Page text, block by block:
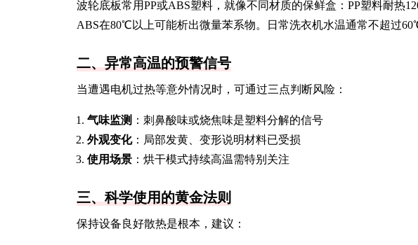
波轮底板常用PP或ABS塑料，就像不同材质的保鲜盒：PP塑料耐热
ABS在80℃以上可能析出微量苯系物。日常洗衣机水温通常不超过
二、异常高温的预警信号
当遭遇电机过热等意外情况时，可通过三点判断风险：
气味监测 ：刺鼻酸味或烧焦味是塑料分解的信号
外观变化：局部发黄、变形说明材料已受损
使用场景 ：烘干模式持续高温需特别关注
三、科学使用的黄金法则
保持设备良好散热是根本，建议：